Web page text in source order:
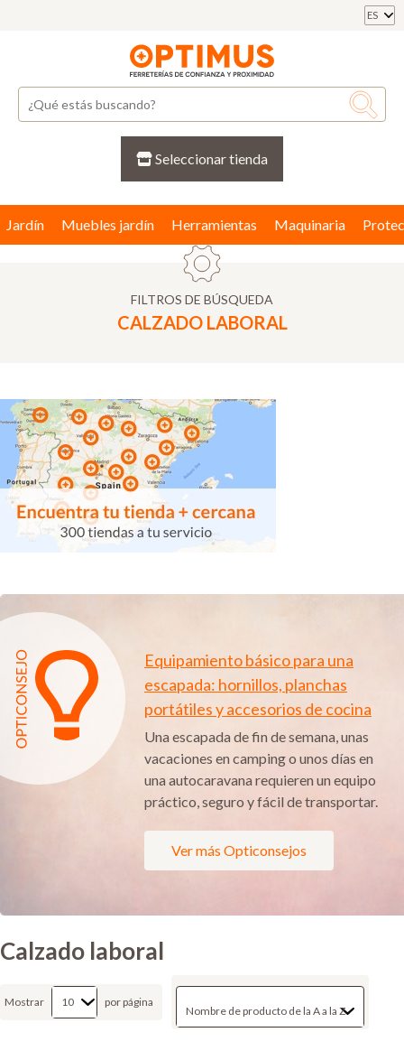
ES
Seleccionar tienda
Jardín Muebles jardín Herramientas Maquinaria
FILTROS DE BÚSQUEDA
CALZADO LABORAL
Equipamiento básico para una
escapada: hornillos, planchas
portátiles y accesorios de cocina
Una escapada de fin de semana, unas
vacaciones en camping o unos días en
una autocaravana requieren un equipo
práctico, seguro y fácil de transportar.
Ver más Opticonsejos
Calzado laboral
Mostrar por página